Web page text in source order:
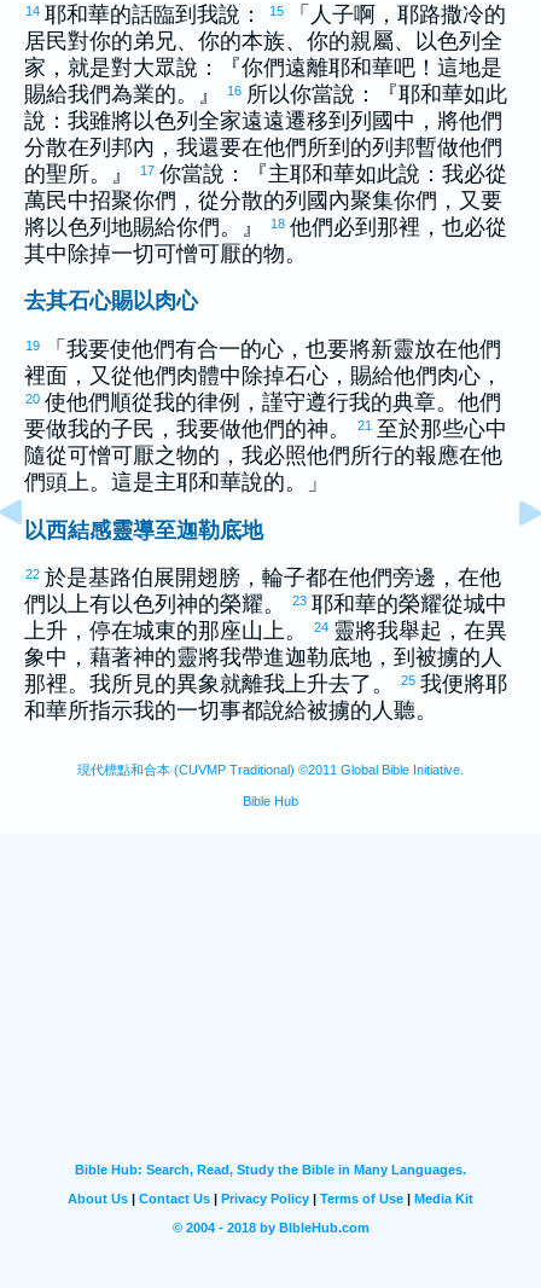
14 耶和華的話臨到我說： 15 「人子啊， 耶路撒冷的
居民對你的弟兄、你的本族、你的親屬、
以色列 全
家，就是對大眾說：『你們遠離耶和華吧！這地是
賜給我們為業的。』
16 所以你當說：『耶和華如此
說：我雖將以色列 全家遠遠遷移到列國中，將他們
分散在列邦內，我還要在他們所到的列邦暫做他們
的聖所。』
17 你當說：『主耶和華如此說：我必從
萬民中招聚你們，從分散的列國內聚集你們，又要
將以色列 地賜給你們。』 18 他們必到那裡，也必從
其中除掉一切可憎可厭的物。
去其石心賜以肉心
19
「我要使他們有合一的心，也要將新靈放在他們
裡面，又從他們肉體中除掉石心，賜給他們肉心，
20 使他們順從我的律例，謹守遵行我的典章。他們
要做我的子民，我要做他們的神。
21 至於那些心中
隨從可憎可厭之物的，我必照他們所行的報應在他
們頭上。這是主耶和華說的。」
以西結感靈導至迦勒底地
22 於是基路伯展開翅膀，輪子都在他們旁邊，在他
們以上有以色列 神的榮耀。 23 耶和華的榮耀從城中
上升，停在城東的那座山上。
24 靈將我舉起，在異
象中，藉著神的靈將我帶進迦勒底地，到被擄的人
那裡。我所見的異象就離我上升去了。
25 我便將耶
和華所指示我的一切事都說給被擄的人聽。
現代標點和合本 (CUVMP Traditional) ©2011 Global Bible Initiative.
Bible Hub